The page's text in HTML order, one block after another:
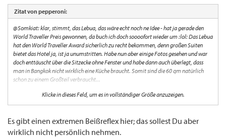
Zitat von pepperoni:
@Somkiat: klar, stimmt, das Lebua, das wäre echt noch ne Idee - hat ja gerade den
World Traveller Preis gewonnen, da buch ich doch soooofort wieder um :lol: Das Lebua
hat den World Traveller Award sicherlich zu recht bekommen, denn großen Suiten
bietet das Hotel ja, ist ja unumstritten. Habe nun aber einige Fotos gesehen und war
doch enttäuscht über die Sitzecke ohne Fenster und habe dann auch überlegt, dass
man in Bangkok nicht wirklich eine Küche braucht. Somit sind die 60 qm natürlich
schon zu einem Großteil verbraucht...
Aber Leute ganz echt, ich frage mich wirklich wo ich hier gelandet bin - irgendwie hat
man das Gefühl hier nach Strich und Faden verarscht zu werden anstatt gute Tipps zu
echt hirnrissige Threads so "zerstört"
Klicke in dieses Feld, um es in vollständiger Größe anzuzeigen.
Es gibt einen extremen Beißreflex hier; das sollest Du aber
wirklich nicht persönlich nehmen.